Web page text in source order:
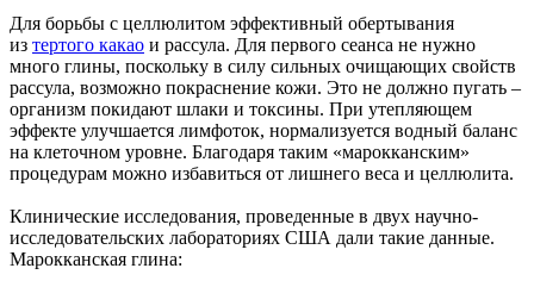
Для борьбы с целлюлитом эффективный обертывания
из тертого какао и рассула. Для первого сеанса не нужно
много глины, поскольку в силу сильных очищающих свойств
рассула, возможно покраснение кожи. Это не должно пугать –
организм покидают шлаки и токсины. При утепляющем
эффекте улучшается лимфоток, нормализуется водный баланс
на клеточном уровне. Благодаря таким «марокканским»
процедурам можно избавиться от лишнего веса и целлюлита.
Клинические исследования, проведенные в двух научно-
исследовательских лабораториях США дали такие данные.
Марокканская глина: